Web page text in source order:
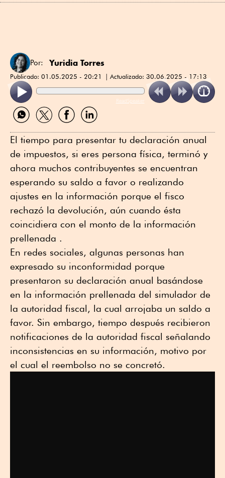
Por: Yuridia Torres
Publicado: 01.05.2025 - 20:21 Actualizado: 30.06.2025 - 17:13
ReadSpeaker
Compartir
por
Compartir
por
Compartir
por
Compartir
por
El tiempo para presentar tu declaración anual
de impuestos, si eres persona física, terminó y
ahora muchos contribuyentes se encuentran
esperando su saldo a favor o realizando
ajustes en la información porque el fisco
rechazó la devolución, aún cuando ésta
coincidiera con el monto de la información
prellenada .
En redes sociales, algunas personas han
expresado su inconformidad porque
presentaron su declaración anual basándose
en la información prellenada del simulador de
la autoridad fiscal, la cual arrojaba un saldo a
favor. Sin embargo, tiempo después recibieron
notificaciones de la autoridad fiscal señalando
inconsistencias en su información, motivo por
el cual el reembolso no se concretó.